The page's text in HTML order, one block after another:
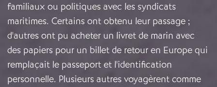
familiaux ou politiques avec les syndicats
maritimes. Certains ont obtenu leur passage ;
d'autres ont pu acheter un livret de marin avec
des papiers pour un billet de retour en Europe qui
remplaçait le passeport et l'identification
personnelle. Plusieurs autres voyagèrent comme